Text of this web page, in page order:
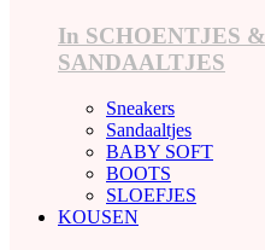
In SCHOENTJES &
SANDAALTJES
Sneakers
Sandaaltjes
BABY SOFT
BOOTS
SLOEFJES
KOUSEN